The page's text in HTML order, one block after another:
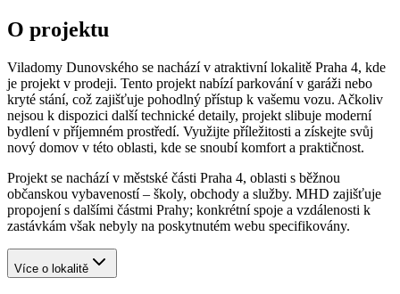
O projektu
Viladomy Dunovského se nachází v atraktivní lokalitě Praha 4, kde
je projekt v prodeji. Tento projekt nabízí parkování v garáži nebo
kryté stání, což zajišťuje pohodlný přístup k vašemu vozu. Ačkoliv
nejsou k dispozici další technické detaily, projekt slibuje moderní
bydlení v příjemném prostředí. Využijte příležitosti a získejte svůj
nový domov v této oblasti, kde se snoubí komfort a praktičnost.
Projekt se nachází v městské části Praha 4, oblasti s běžnou
občanskou vybaveností – školy, obchody a služby. MHD zajišťuje
propojení s dalšími částmi Prahy; konkrétní spoje a vzdálenosti k
zastávkám však nebyly na poskytnutém webu specifikovány.
Více o lokalitě